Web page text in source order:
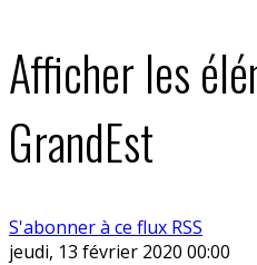
Afficher les
GrandEst
S'abonner à ce flux RSS
jeudi, 13 février 2020 00:00